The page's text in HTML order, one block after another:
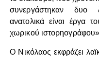
συνεργάστηκαν δυο
ανατολικά είναι έργα
χωρικού
Ο Νικόλαος εκφράζει